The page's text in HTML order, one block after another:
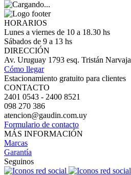
HORARIOS
Lunes a viernes de 10 a 18.30 hs
Sábados de 9 a 13 hs
DIRECCIÓN
Av. Uruguay 1793 esq. Tristán Narvaja
Cómo llegar
Estacionamiento gratuito para clientes
CONTACTO
2401 0543 - 2400 8521
098 270 386
atencion@gaudin.com.uy
Formulario de contacto
MÁS INFORMACIÓN
Marcas
Garantía
Seguinos